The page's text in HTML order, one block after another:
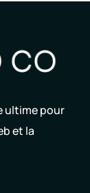
ultime pour
et la